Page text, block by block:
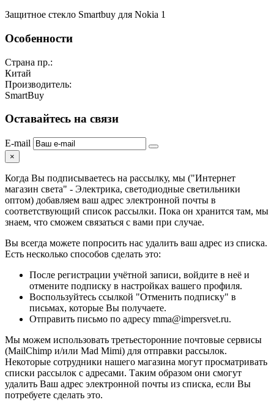
Защитное стекло Smartbuy для Nokia 1
Особенности
Страна пр.:
Китай
Производитель:
SmartBuy
Оставайтесь на связи
E-mail
×
Когда Вы подписываетесь на рассылку, мы ("Интернет
магазин света" - Электрика, светодиодные светильники
оптом) добавляем ваш адрес электронной почты в
соответствующий список рассылки. Пока он хранится там, мы
знаем, что сможем связаться с вами при случае.
Вы всегда можете попросить нас удалить ваш адрес из списка.
Есть несколько способов сделать это:
После регистрации учётной записи, войдите в неё и
отмените подписку в настройках вашего профиля.
Воспользуйтесь ссылкой "Отменить подписку" в
письмах, которые Вы получаете.
Отправить письмо по адресу mma@impersvet.ru.
Мы можем использовать третьесторонние почтовые сервисы
(MailChimp и/или Mad Mimi) для отправки рассылок.
Некоторые сотрудники нашего магазина могут просматривать
списки рассылок с адресами. Таким образом они смогут
удалить Ваш адрес электронной почты из списка, если Вы
потребуете сделать это.